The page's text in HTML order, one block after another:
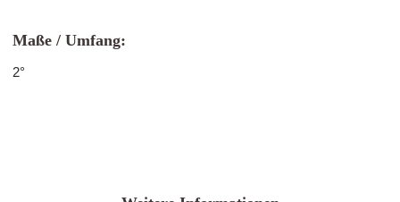
Maße / Umfang:
2°